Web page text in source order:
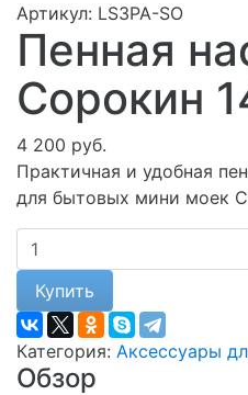
Артикул: LS3PA-SO
Пенная
Сорокин
4 200 руб.
Практичная и удобная
для бытовых мини моек
Купить
Категория: Аксессуары
Обзор